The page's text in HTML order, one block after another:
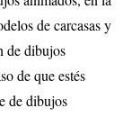
de carcasas y
de dibujos
de que estés
de dibujos